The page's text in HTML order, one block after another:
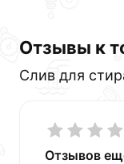
Отзывы к
Слив для
Отзывов